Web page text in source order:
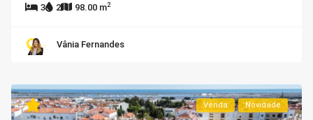
3 2 98.00 m2
Vânia Fernandes
Venda Novidade